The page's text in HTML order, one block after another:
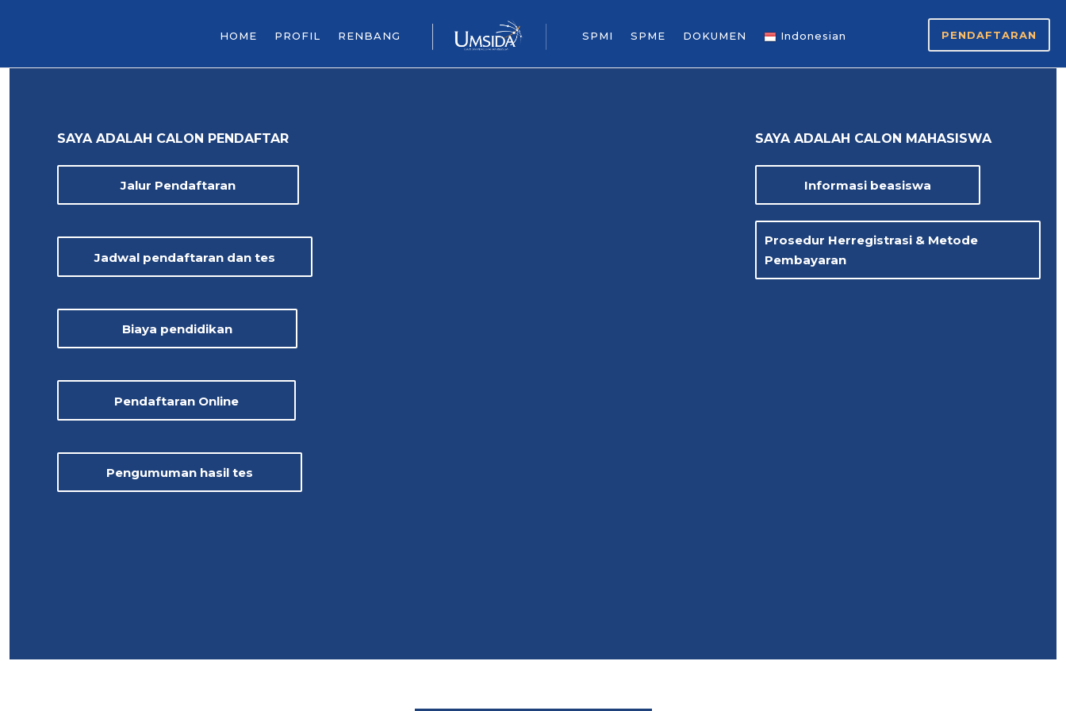
HOME PROFIL RENBANG SPMI SPME DOKUMEN Indonesian PENDAFTARAN
SAYA ADALAH CALON PENDAFTAR
Jalur Pendaftaran
Jadwal pendaftaran dan tes
Biaya pendidikan
Pendaftaran Online
Pengumuman hasil tes
SAYA ADALAH CALON MAHASISWA
Informasi beasiswa
Prosedur Herregistrasi & Metode
Pembayaran